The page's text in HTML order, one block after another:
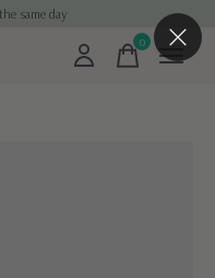
same day
0items